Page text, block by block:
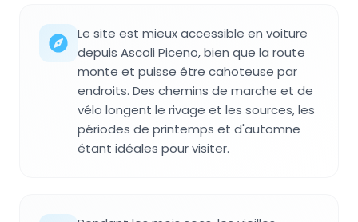
Le site est mieux accessible en voiture
depuis Ascoli Piceno, bien que la route
monte et puisse être cahoteuse par
endroits. Des chemins de marche et de
vélo longent le rivage et les sources, les
périodes de printemps et d'automne
étant idéales pour visiter.